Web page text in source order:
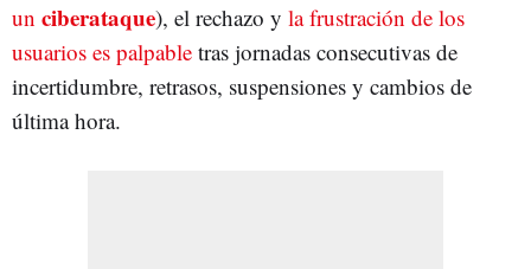
un ciberataque), el rechazo y la frustración de los
usuarios es palpable tras jornadas consecutivas de
incertidumbre, retrasos, suspensiones y cambios de
última hora.